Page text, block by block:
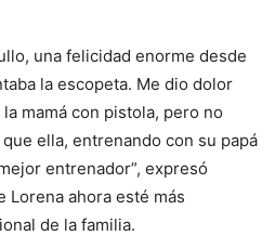
una felicidad enorme desde
la escopeta. Me dio dolor
mamá con pistola, pero no
ella, entrenando con su papá
entrenador”, expresó
Lorena ahora esté más
de la familia.